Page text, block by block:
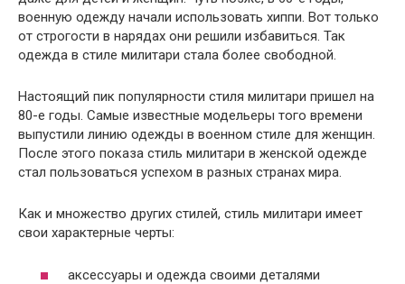
военную одежду начали использовать хиппи. Вот только
от строгости в нарядах они решили избавиться. Так
одежда в стиле милитари стала более свободной.
Настоящий пик популярности стиля милитари пришел на
80-е годы. Самые известные модельеры того времени
выпустили линию одежды в военном стиле для женщин.
После этого показа стиль милитари в женской одежде
стал пользоваться успехом в разных странах мира.
Как и множество других стилей, стиль милитари имеет
свои характерные черты:
аксессуары и одежда своими деталями